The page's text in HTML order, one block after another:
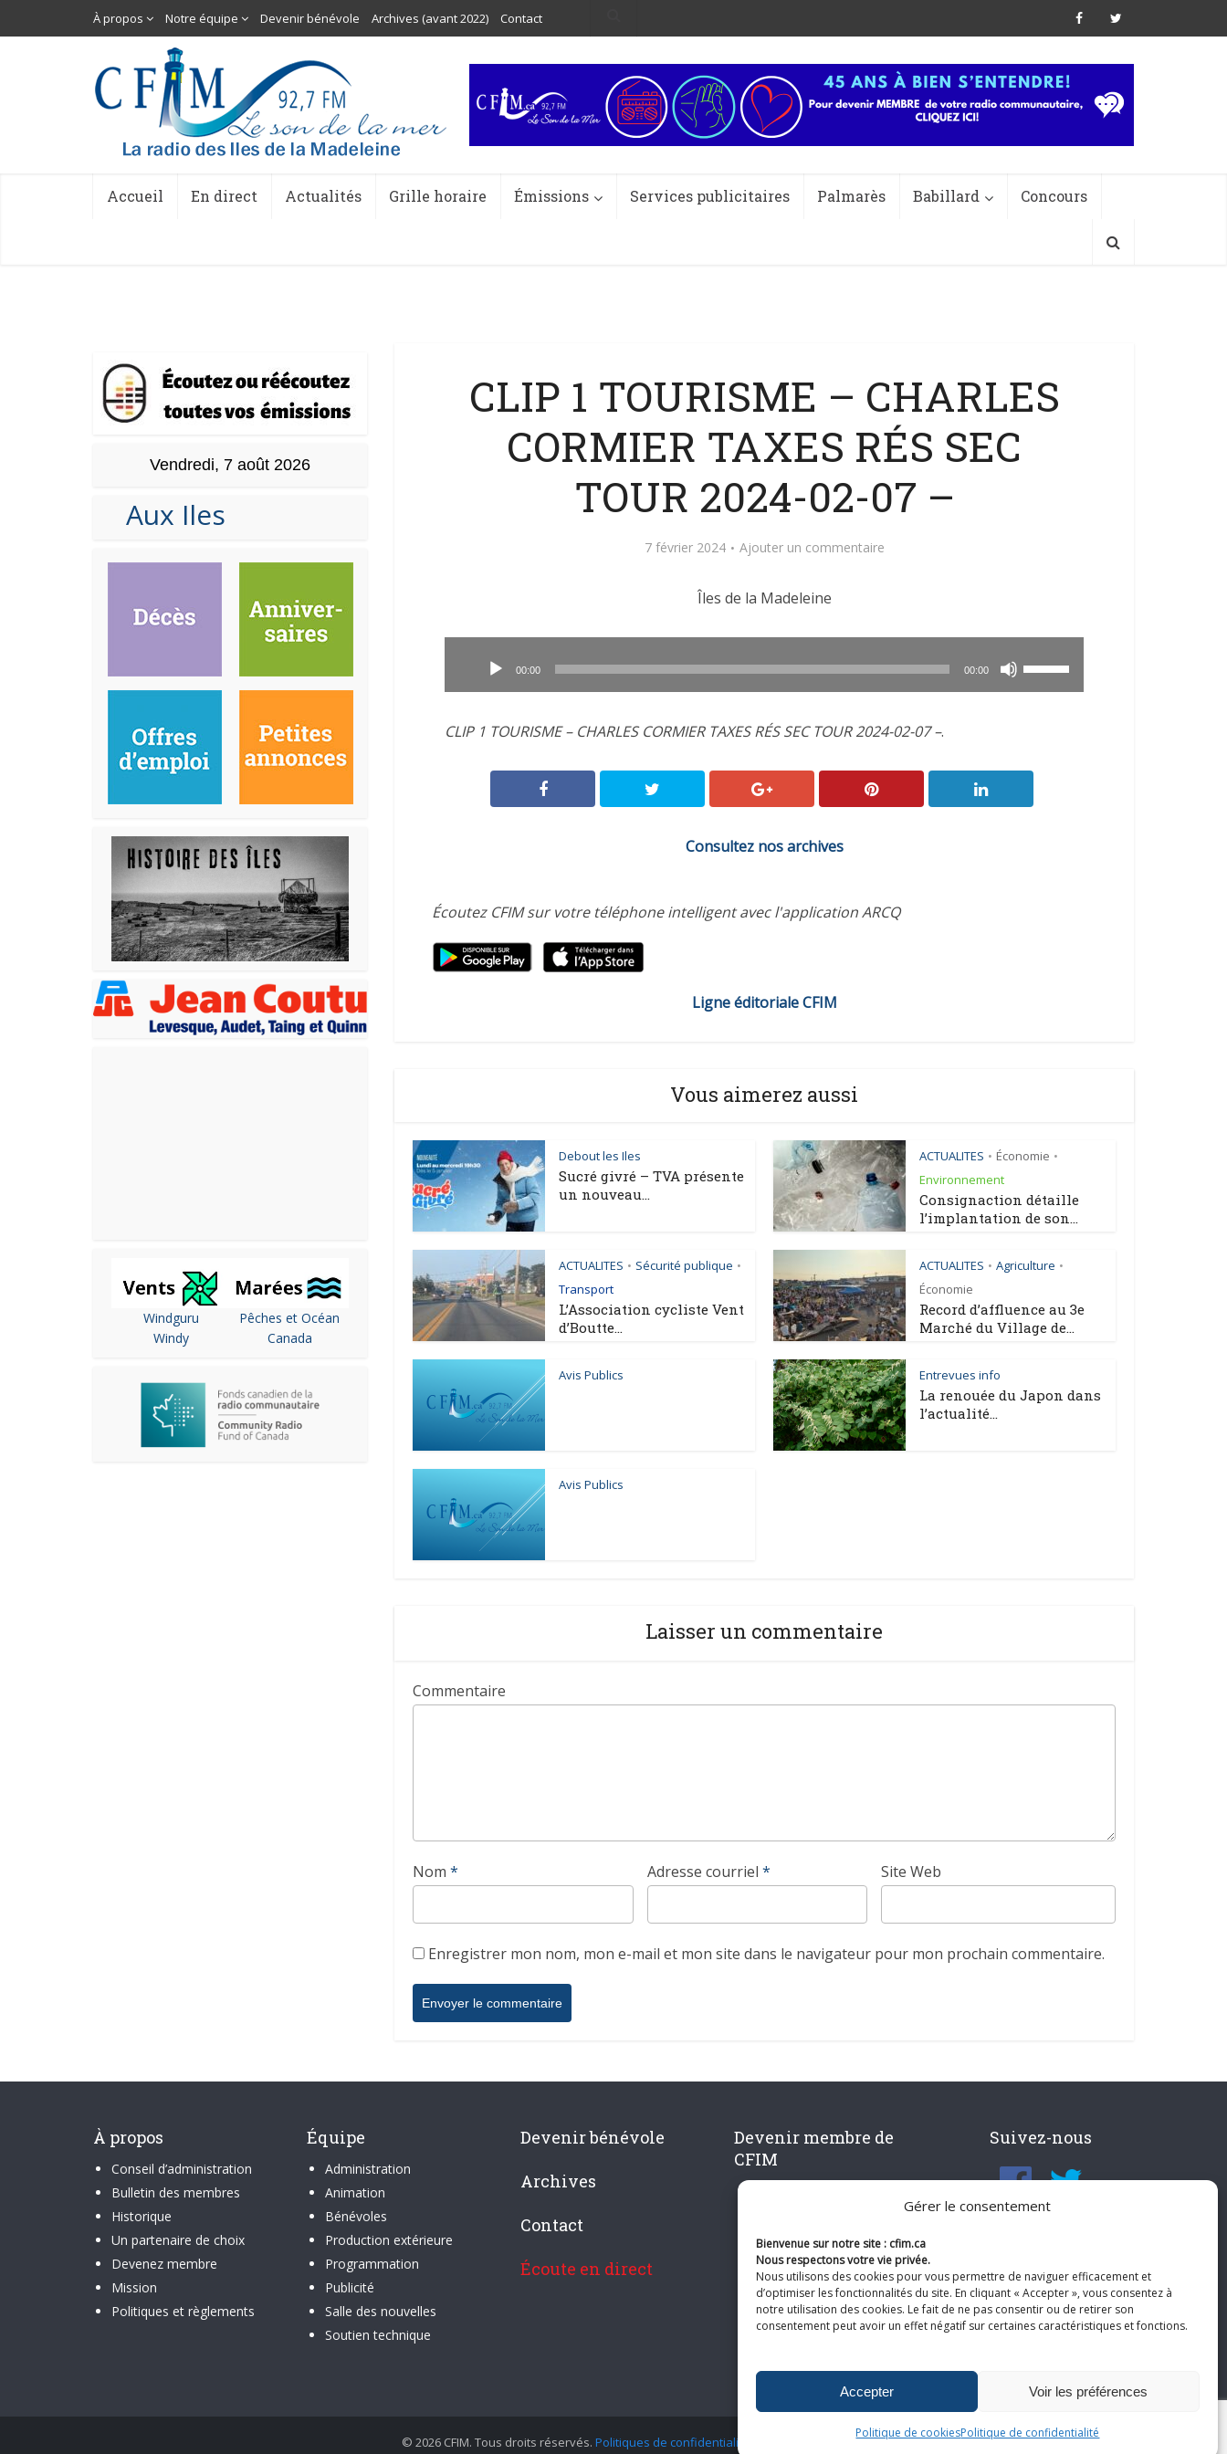
Gérer le consentement
Bienvenue sur notre site : cfim.ca
Nous respectons votre vie privée.
Nous utilisons des cookies pour vous permettre de naviguer efficacement et
d’optimiser les fonctionnalités du site. En cliquant « Accepter », vous consentez à
notre utilisation des cookies. Le fait de ne pas consentir ou de retirer son
consentement peut avoir un effet négatif sur certaines caractéristiques et fonctions.
Accepter Voir les préférences
Politique de cookiesPolitique de confidentialité
À propos Notre équipe Devenir bénévole Archives (avant 2022) Contact
Accueil En direct Actualités Grille horaire Émissions Services publicitaires Palmarès Babillard Concours
Vendredi, 7 août 2026
Aux Iles
Windguru
Windy
Pêches et Océan
Canada
CLIP 1 TOURISME – CHARLES
CORMIER TAXES RÉS SEC
TOUR 2024-02-07 –
7 février 2024 Ajouter un commentaire
Îles de la Madeleine
00:00 00:00
ou
CLIP 1 TOURISME – CHARLES CORMIER TAXES RÉS SEC TOUR 2024-02-07 –.
Consultez nos archives
Écoutez CFIM sur votre téléphone intelligent avec l'application ARCQ
Ligne éditoriale CFIM
Vous aimerez aussi
Debout les Iles
Sucré givré – TVA présente
un nouveau...
ACTUALITES • Économie •
Environnement
Consignaction détaille
l’implantation de son...
ACTUALITES • Sécurité publique •
Transport
L’Association cycliste Vent
d’Boutte...
ACTUALITES • Agriculture •
Économie
Record d’affluence au 3e
Marché du Village de...
Avis Publics Entrevues info
La renouée du Japon dans
l’actualité...
Avis Publics
Laisser un commentaire
Commentaire
Nom * Adresse courriel * Site Web
Enregistrer mon nom, mon e-mail et mon site dans le navigateur pour mon prochain commentaire.
À propos
Conseil d’administration
Bulletin des membres
Historique
Un partenaire de choix
Devenez membre
Mission
Politiques et règlements
Équipe
Administration
Animation
Bénévoles
Production extérieure
Programmation
Publicité
Salle des nouvelles
Soutien technique
Devenir bénévole
Archives
Contact
Écoute en direct
Devenir membre de
CFIM
Suivez-nous
© 2026 CFIM. Tous droits réservés. Politiques de confidentialité